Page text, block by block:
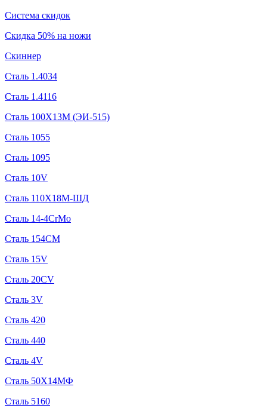
Система скидок
Скидка 50% на ножи
Скиннер
Сталь 1.4034
Сталь 1.4116
Сталь 100Х13М (ЭИ-515)
Сталь 1055
Сталь 1095
Сталь 10V
Сталь 110Х18М-ШД
Сталь 14-4CrMo
Сталь 154CM
Сталь 15V
Сталь 20CV
Сталь 3V
Сталь 420
Сталь 440
Сталь 4V
Сталь 50Х14МФ
Сталь 5160